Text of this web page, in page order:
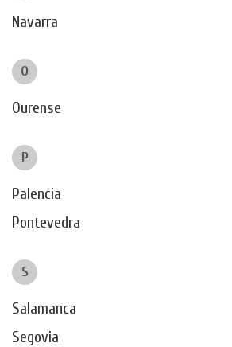
Navarra
O
Ourense
P
Palencia
Pontevedra
S
Salamanca
Segovia